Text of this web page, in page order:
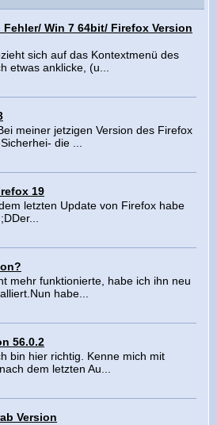
Win 7 64bit/ Firefox Version
sich auf das Kontextmenü des
etwas anklicke, (u...
meiner jetzigen Version des Firefox
die ...
19
letzten Update von Firefox habe
mehr funktionierte, habe ich ihn neu
habe...
56.0.2
bin hier richtig. Kenne mich mit
dem letzten Au...
Version